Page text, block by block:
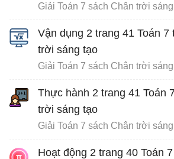
Giải Toán 7 sách Chân trời
Vận dụng 2 trang 41 Toán 7
trời sáng tạo
Giải Toán 7 sách Chân trời
Thực hành 2 trang 41 Toán
trời sáng tạo
Giải Toán 7 sách Chân trời
Hoạt động 2 trang 40 Toán